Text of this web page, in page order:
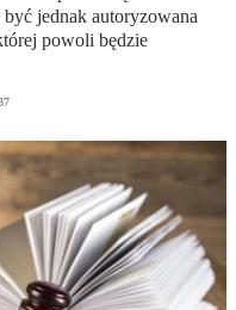
być jednak autoryzowana
powoli będzie